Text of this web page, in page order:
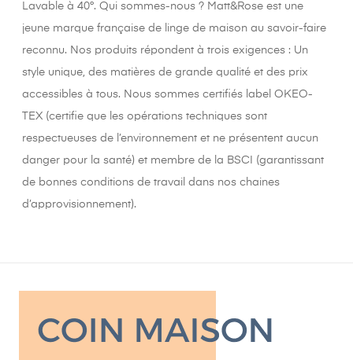
Lavable à 40°. Qui sommes-nous ? Matt&Rose est une
jeune marque française de linge de maison au savoir-faire
reconnu. Nos produits répondent à trois exigences : Un
style unique, des matières de grande qualité et des prix
accessibles à tous. Nous sommes certifiés label OKEO-
TEX (certifie que les opérations techniques sont
respectueuses de l’environnement et ne présentent aucun
danger pour la santé) et membre de la BSCI (garantissant
de bonnes conditions de travail dans nos chaines
d’approvisionnement).